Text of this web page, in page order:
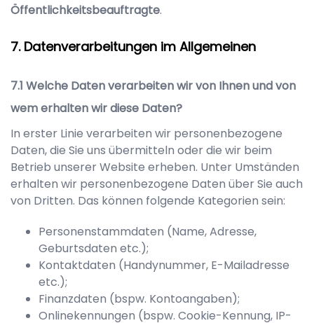
Öffentlichkeitsbeauftragte.
Datenverarbeitungen im Allgemeinen
Welche Daten verarbeiten wir von Ihnen und von
wem erhalten wir diese Daten?
In erster Linie verarbeiten wir personenbezogene
Daten, die Sie uns übermitteln oder die wir beim
Betrieb unserer Website erheben. Unter Umständen
erhalten wir personenbezogene Daten über Sie auch
von Dritten. Das können folgende Kategorien sein:
Personenstammdaten (Name, Adresse,
Geburtsdaten etc.);
Kontaktdaten (Handynummer, E-Mailadresse
etc.);
Finanzdaten (bspw. Kontoangaben);
Onlinekennungen (bspw. Cookie-Kennung, IP-